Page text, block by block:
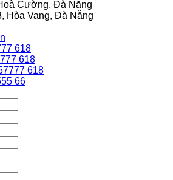
Cường, Đà Nẵng
Hòa Vang, Đà Nẵng
618
618
618
66